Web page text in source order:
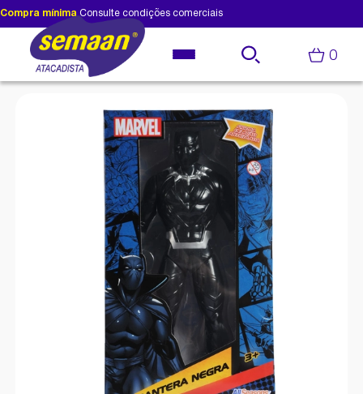
Compra mínima Consulte condições comerciais
0